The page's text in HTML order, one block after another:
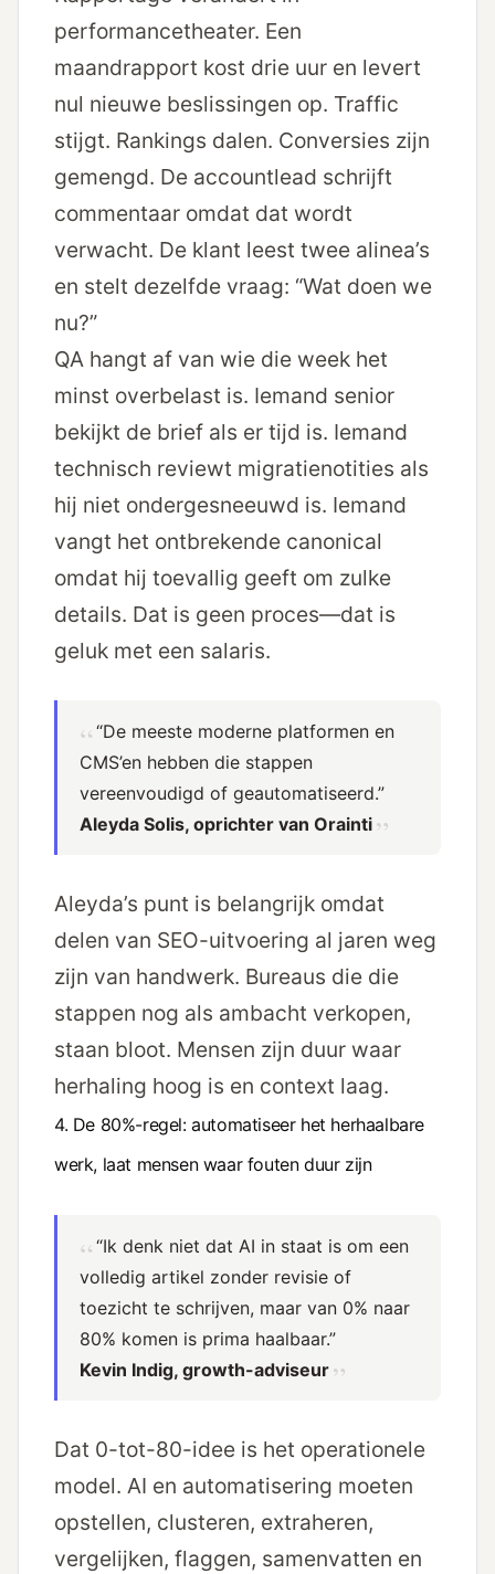
performancetheater. Een
maandrapport kost drie uur en levert
nul nieuwe beslissingen op. Traffic
stijgt. Rankings dalen. Conversies zijn
gemengd. De accountlead schrijft
commentaar omdat dat wordt
verwacht. De klant leest twee alinea’s
en stelt dezelfde vraag: “Wat doen we
nu?”
QA hangt af van wie die week het
minst overbelast is. Iemand senior
bekijkt de brief als er tijd is. Iemand
technisch reviewt migratienotities als
hij niet ondergesneeuwd is. Iemand
vangt het ontbrekende canonical
omdat hij toevallig geeft om zulke
details. Dat is geen proces—dat is
geluk met een salaris.
“De meeste moderne platformen en
CMS’en hebben die stappen
vereenvoudigd of geautomatiseerd.”
Aleyda Solis, oprichter van Orainti
Aleyda’s punt is belangrijk omdat
delen van SEO-uitvoering al jaren weg
zijn van handwerk. Bureaus die die
stappen nog als ambacht verkopen,
staan bloot. Mensen zijn duur waar
herhaling hoog is en context laag.
4. De 80%-regel: automatiseer het herhaalbare
werk, laat mensen waar fouten duur zijn
“Ik denk niet dat AI in staat is om een
volledig artikel zonder revisie of
toezicht te schrijven, maar van 0% naar
80% komen is prima haalbaar.”
Kevin Indig, growth-adviseur
Dat 0-tot-80-idee is het operationele
model. AI en automatisering moeten
opstellen, clusteren, extraheren,
vergelijken, flaggen, samenvatten en